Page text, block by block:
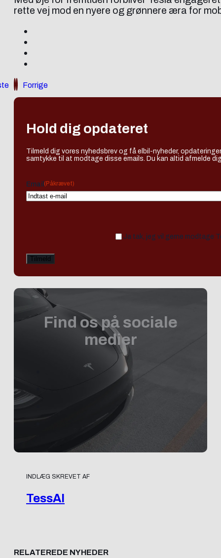
rette vej mod en nyere og grønnere æra for
Forrige
Hold dig opdateret
Tilmeld dig vores nyhedsbrev og få elbil-nyheder,
samtykke til at modtage disse emails. Du kan altid afmelde
Email (Påkrævet)
Ja tak, jeg vil gerne modtage
Find os på sociale
medier
INDLÆG SKREVET AF
TessAI
RELATEREDE NYHEDER